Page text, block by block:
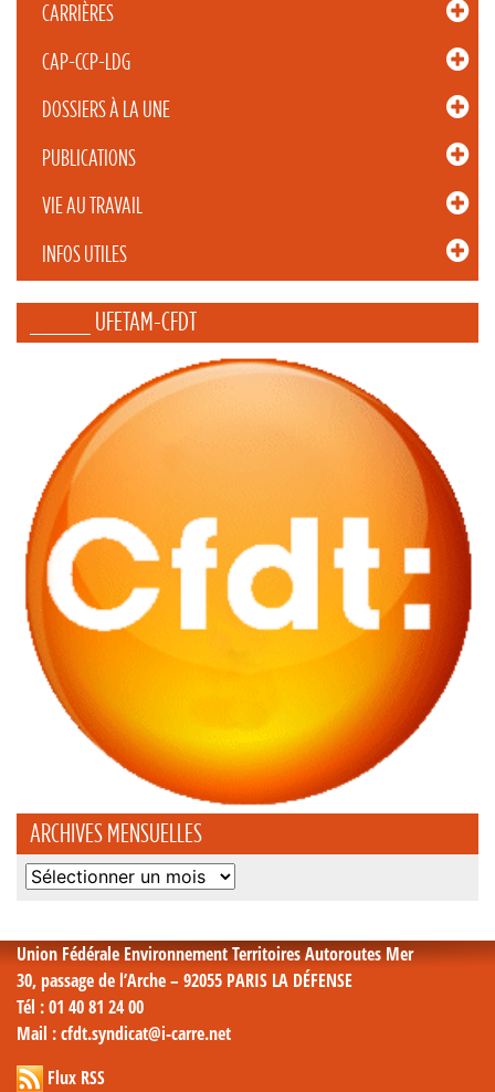
CARRIÈRES
CAP-CCP-LDG
DOSSIERS À LA UNE
PUBLICATIONS
VIE AU TRAVAIL
INFOS UTILES
_____ UFETAM-CFDT
ARCHIVES MENSUELLES
Archives
Union Fédérale Environnement Territoires Autoroutes Mer
30, passage de l’Arche – 92055 PARIS LA DÉFENSE
Tél : 01 40 81 24 00
Mail : cfdt.syndicat@i-carre.net
Flux RSS